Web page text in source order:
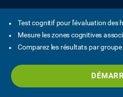
Test cognitif pour l'évaluation des
Mesure les zones cognitives
Comparez les résultats par groupe